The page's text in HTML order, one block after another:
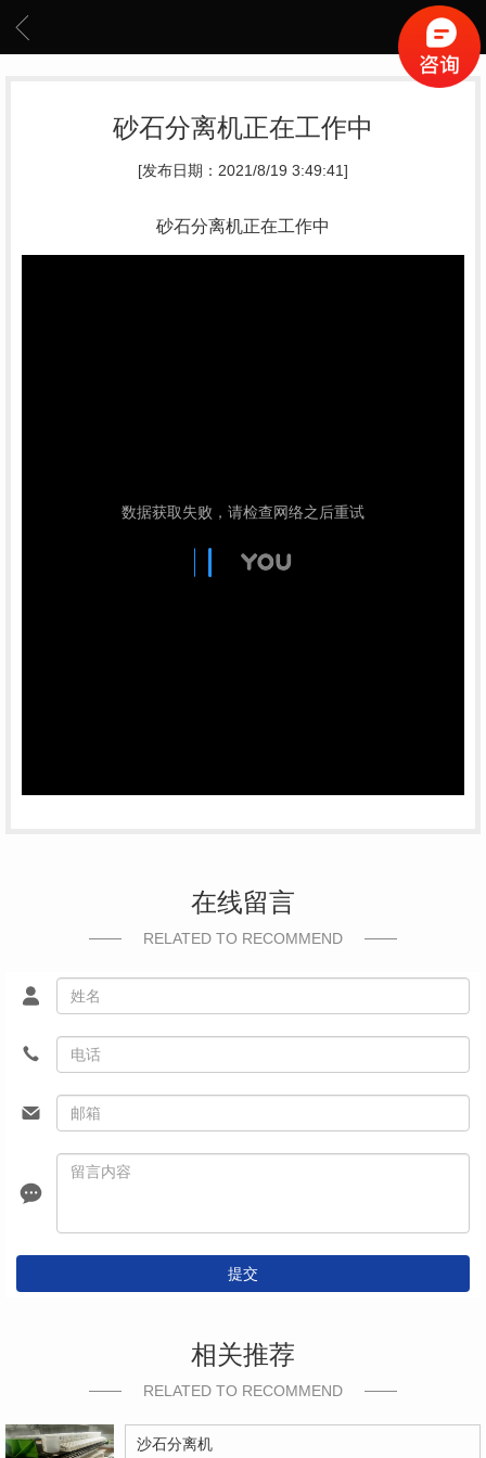
砂石分离机正在工作中
[发布日期：2021/8/19 3:49:41]
砂石分离机正在工作中
在线留言
RELATED TO RECOMMEND
提交
相关推荐
RELATED TO RECOMMEND
沙石分离机